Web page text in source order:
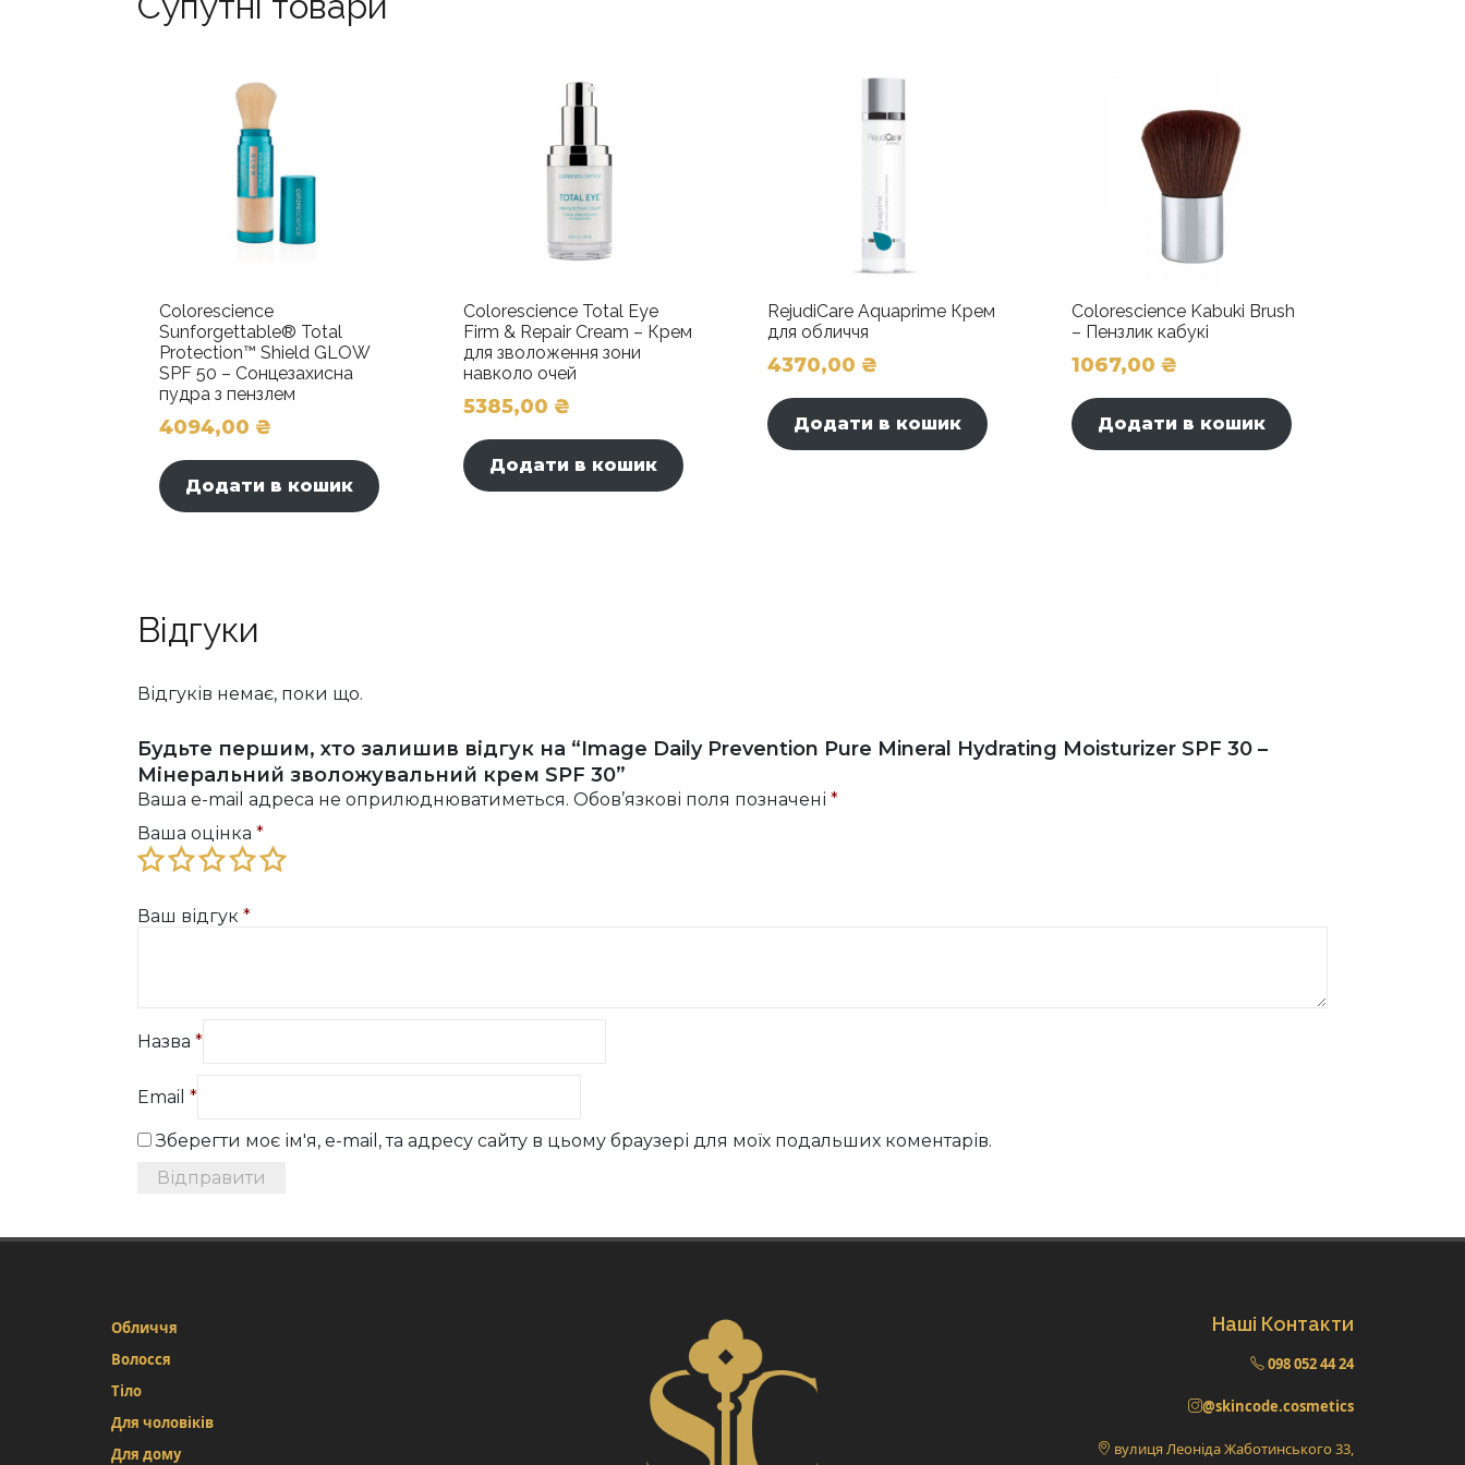
кількість
Colorescience
Sunforgettable® Total
Protection™ Shield GLOW
SPF 50 – Сонцезахисна
пудра з пензлем
4094,00 ₴
Додати в кошик
Colorescience Total Eye
Firm & Repair Cream – Крем
для зволоження зони
навколо очей
5385,00 ₴
Додати в кошик
RejudiCare Aquaprime Крем
для обличчя
4370,00 ₴
Додати в кошик
Colorescience Kabuki Brush
– Пензлик кабукі
1067,00 ₴
Додати в кошик
Відгуки
Відгуків немає, поки що.
Будьте першим, хто залишив відгук на “Image Daily Prevention Pure Mineral Hydrating Moisturizer SPF 30 –
Мінеральний зволожувальний крем SPF 30”
Ваша e-mail адреса не оприлюднюватиметься. Обов’язкові поля позначені *
Ваша оцінка *
Ваш відгук *
Назва *
Email *
Зберегти моє ім'я, e-mail, та адресу сайту в цьому браузері для моїх подальших коментарів.
Обличчя
Волосся
Тіло
Для чоловіків
Для дому
Наші Контакти
098 052 44 24
@skincode.cosmetics
вулиця Леоніда Жаботинського 33,